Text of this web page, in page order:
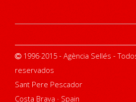
1996·2015 - Agència Sellés -
reservados
Sant Pere Pescador
Costa Brava · Spain